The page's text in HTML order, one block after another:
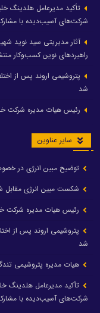
تأکید مدیرعامل هلدینگ
شرکت‌های آسیب‌دیده با
آثار مدیریتی سید نوید
راهبردهای نوین کسب‌وکار
شد
رئیس هیات مدیره شرکت
سایر عناوین
توضیح مبین انرژی در
شکست مبین انرژی مقابل
رئیس هیات مدیره شرکت
شد
هیات مدیره پتروشیمی
تأکید مدیرعامل هلدینگ
شرکت‌های آسیب‌دیده با